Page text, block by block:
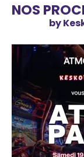
NOS
by